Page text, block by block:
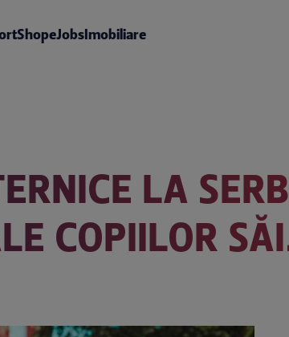
ShopeJobsImobiliare
LA
COPIILOR